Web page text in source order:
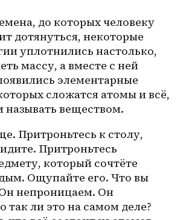
до которых человеку
дотянуться, некоторые
уплотнились настолько,
массу, а вместе с ней
элементарные
сложатся атомы и всё,
называть веществом.
Притроньтесь к столу,
Притроньтесь
который сочтёте
Ощупайте его. Что вы
Он непроницаем. Он
ли это на самом деле?